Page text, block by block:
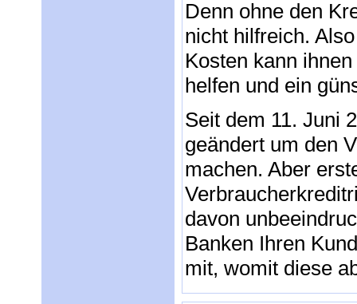
Denn ohne den
nicht hilfreich.
Kosten kann
helfen und ein
Seit dem 11. Juni
geändert um den
machen. Aber
davon
Banken Ihren
mit, womit diese